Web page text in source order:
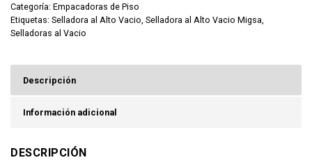
Categoría: Empacadoras de Piso
Etiquetas: Selladora al Alto Vacio, Selladora al Alto Vacio Migsa,
Selladoras al Vacio
Descripción
Información adicional
DESCRIPCIÓN